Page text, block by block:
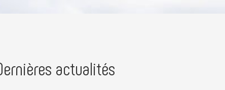
actualités